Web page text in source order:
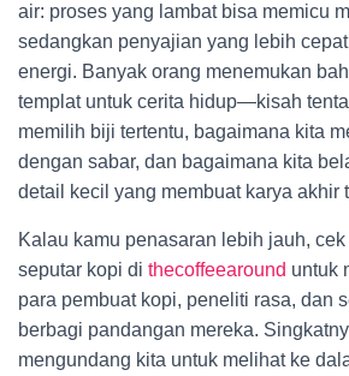
air: proses yang lambat bisa memicu
sedangkan penyajian yang lebih
energi. Banyak orang menemukan
templat untuk cerita hidup—kisah
memilih biji tertentu, bagaimana kita
dengan sabar, dan bagaimana kita
detail kecil yang membuat karya akhir
Kalau kamu penasaran lebih jauh,
seputar kopi di thecoffeearound untuk
para pembuat kopi, peneliti rasa, dan
berbagi pandangan mereka.
mengundang kita untuk melihat ke